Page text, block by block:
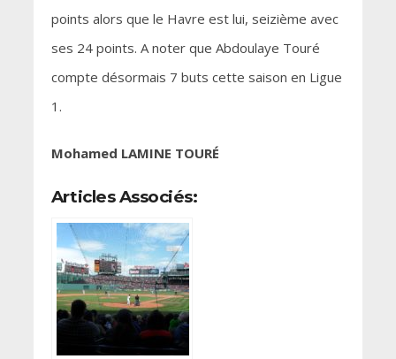
points alors que le Havre est lui, seizième avec
ses 24 points. A noter que Abdoulaye Touré
compte désormais 7 buts cette saison en Ligue
1.
Mohamed LAMINE TOURÉ
Articles Associés: